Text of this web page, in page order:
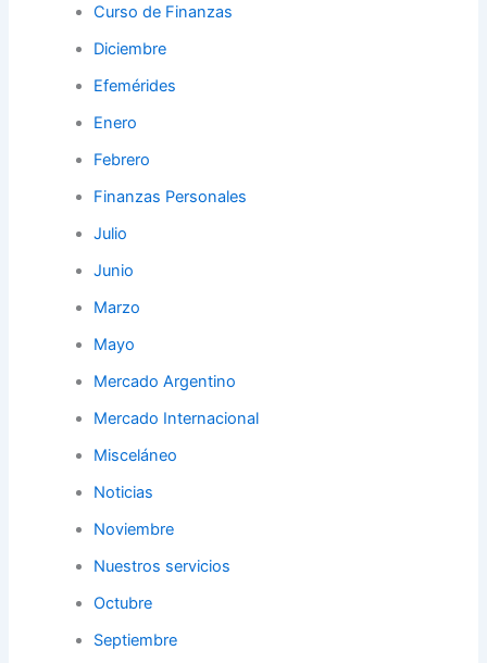
Curso de Finanzas
Diciembre
Efemérides
Enero
Febrero
Finanzas Personales
Julio
Junio
Marzo
Mayo
Mercado Argentino
Mercado Internacional
Misceláneo
Noticias
Noviembre
Nuestros servicios
Octubre
Septiembre